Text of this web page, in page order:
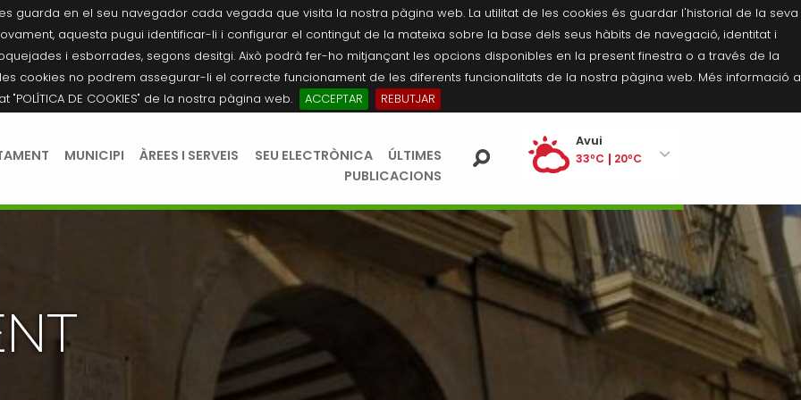
guarda en el seu navegador cada vegada que visita la nostra pàgina web. La utilitat de les cookies és guardar l'historial de la seva
aquesta pugui identificar-li i configurar el contingut de la mateixa sobre la base dels seus hàbits de navegació, identitat i
i esborrades, segons desitgi. Això podrà fer-ho mitjançant les opcions disponibles en la present finestra o a través de la
cookies no podrem assegurar-li el correcte funcionament de les diferents funcionalitats de la nostra pàgina web. Més informació a
"POLÍTICA DE COOKIES" de la nostra pàgina web.
ACCEPTAR
REBUTJAR
MUNICIPI ÀREES I SERVEIS SEU ELECTRÒNICA
ÚLTIMES
PUBLICACIONS
Avui
33ºC 20ºC
34ºC 21ºC
Diumenge
35ºC 21ºC
Dilluns
35ºC 21ºC